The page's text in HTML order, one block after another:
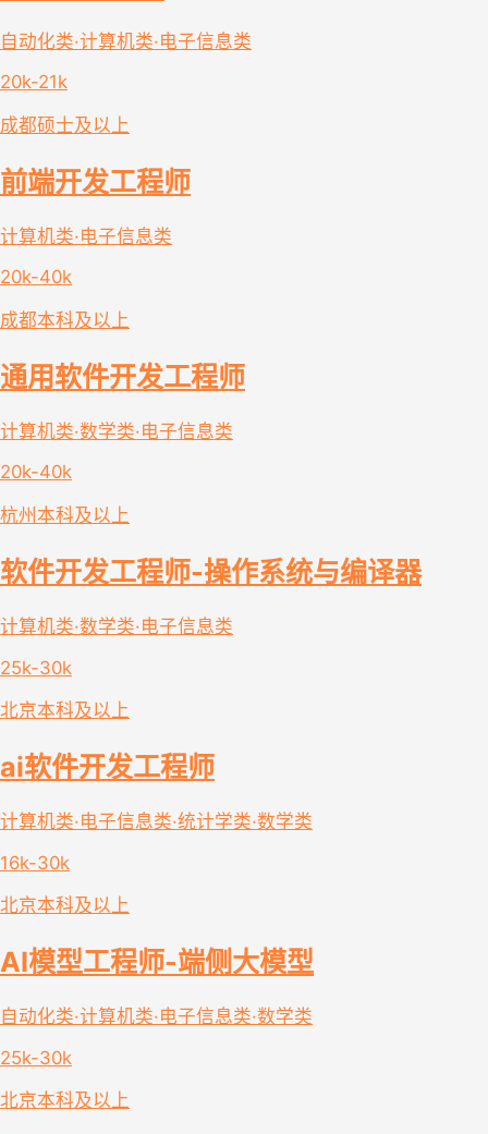
自动化类·计算机类·电子信息类
20k-21k
成都硕士及以上
前端开发工程师
计算机类·电子信息类
20k-40k
成都本科及以上
通用软件开发工程师
计算机类·数学类·电子信息类
20k-40k
杭州 本科及以上
软件开发工程师-操作系统与编译器
计算机类·数学类·电子信息类
25k-30k
北京本科及以上
ai软件开发工程师
计算机类·电子信息类·统计学类·数学类
16k-30k
北京本科及以上
AI模型工程师-端侧大模型
自动化类·计算机类·电子信息类·数学类
25k-30k
北京本科及以上